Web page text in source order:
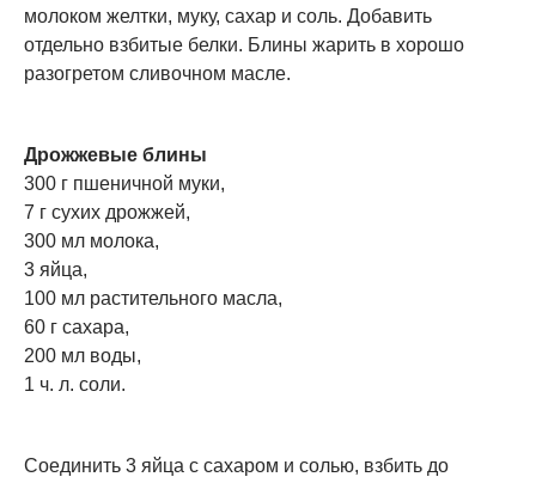
молоком желтки, муку, сахар и соль. Добавить
отдельно взбитые белки. Блины жарить в хорошо
разогретом сливочном масле.
Дрожжевые блины
300 г пшеничной муки,
7 г сухих дрожжей,
300 мл молока,
3 яйца,
100 мл растительного масла,
60 г сахара,
200 мл воды,
1 ч. л. соли.
Соединить 3 яйца с сахаром и солью, взбить до